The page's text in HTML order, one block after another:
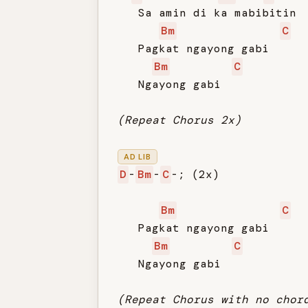
   Sa amin di ka mabibitin
Bm
C
   Pagkat ngayong gabi
Bm
C
   Ngayong gabi
(Repeat Chorus 2x)
AD LIB
D - Bm - C -; (2x)
Bm
C
   Pagkat ngayong gabi
Bm
C
   Ngayong gabi
(Repeat Chorus with no